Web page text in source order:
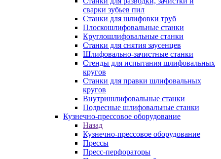
сварки зубьев пил
Станки для шлифовки труб
Плоскошлифовальные станки
Круглошлифовальные станки
Станки для снятия заусенцев
Шлифовально-зачистные станки
Стенды для испытания шлифовальных
кругов
Станки для правки шлифовальных
кругов
Внутришлифовальные станки
Подвесные шлифовальные станки
Кузнечно-прессовое оборудование
Назад
Кузнечно-прессовое оборудование
Прессы
Пресс-перфораторы